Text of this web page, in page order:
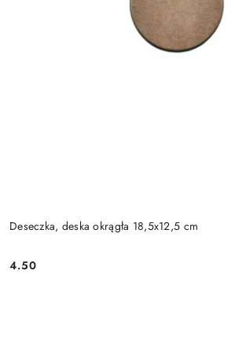
Deseczka, deska okrągła 18,5x12,5 cm
Cena:
4.50